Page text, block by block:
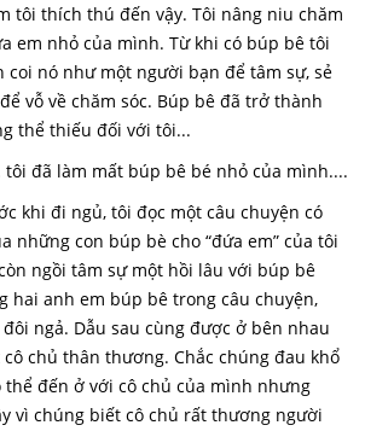
tôi thích thú đến vậy. Tôi nâng niu chăm
em nhỏ của mình. Từ khi có búp bê tôi
coi nó như một người bạn để tâm sự, sẻ
vỗ về chăm sóc. Búp bê đã trở thành
thể thiếu đối với tôi...
tôi đã làm mất búp bê bé nhỏ của mình....
khi đi ngủ, tôi đọc một câu chuyện có
những con búp bè cho “đứa em” của tôi
ngồi tâm sự một hồi lâu với búp bê
hai anh em búp bê trong câu chuyện,
ngả. Dẫu sau cùng được ở bên nhau
chủ thân thương. Chắc chúng đau khổ
thể đến ở với cô chủ của mình nhưng
vì chúng biết cô chủ rất thương người